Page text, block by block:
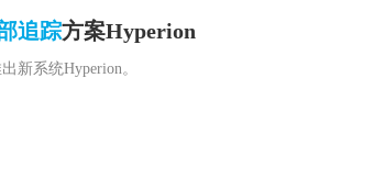
追踪方案Hyperion
新系统Hyperion。